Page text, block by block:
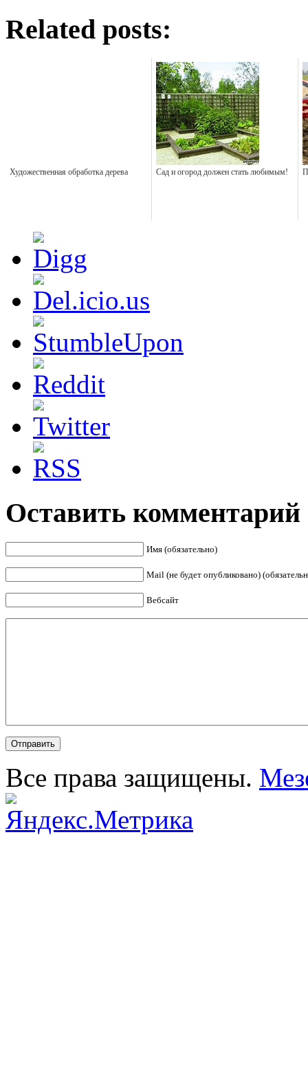
Related posts:
Художественная обработка дерева Сад и огород должен стать любимым!
Оставить комментарий
Имя (обязательно)
Mail (не будет опубликовано)
Вебсайт
Все права защищены.